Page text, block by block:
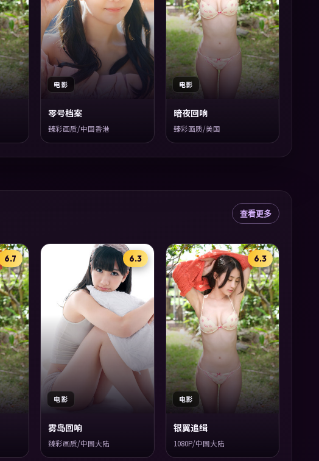
电影
零号档案
臻彩画质/中国香港
电影
暗夜回响
臻彩画质/美国
查看更多
6.7 6.3
电影
雾岛回响
臻彩画质/中国大陆
6.3
电影
银翼追缉
1080P/中国大陆